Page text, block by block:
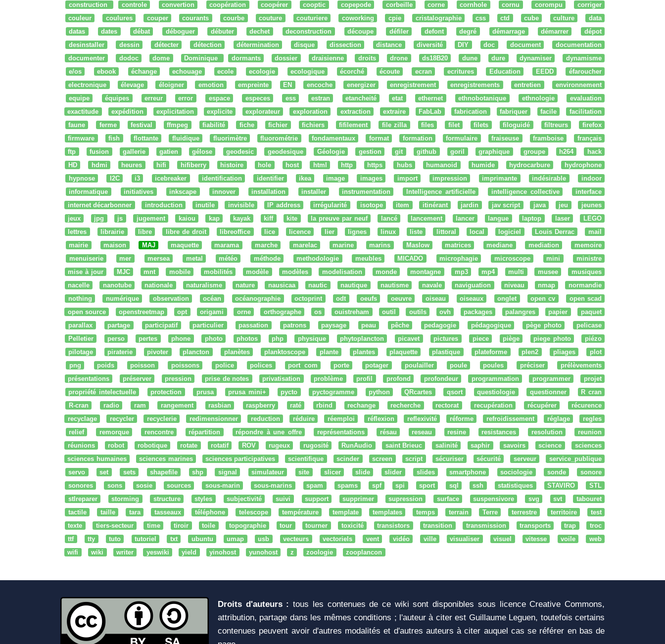
construction
controle convertion coopération coopérer cooptic copepode corbeille corne cornhole cornu corompu
corriger
couleur
coulures couper courants courbe couture couturiere coworking cpie cristalographie css ctd cube culture
data
datas
dates débat déboguer débuter dechet deconstruction découpe défiler defont degré démarrage démarrer
dépot
desinstaller
dessin détecter détection détermination disque dissection distance diversité DIY doc document
documentation
documenter
dodoc dome Dominique dormants dossier draisienne droits drone ds18B20 dune dure dynamiser
dynamisme
e/os
ebook échange echouage ecole ecologie ecologique écorché écoute ecran ecritures Education EEDD
éfaroucher
electronique
élevage éloigner emotion empreinte EN encoche energizer enregistrement enregistrements entretien
environnement
equipe
équipes erreur error espace especes ess estran etancheité etat ethernet ethnobotanique ethnologie
evaluation
exactitude
expédition explicitation explicite explorateur exploration extraction extraire FabLab fabrication fabriquer facile
facilitation
faune
ferme festival ffmpeg fiabilité fiche fichier fichiers fifilement file zilla files filet filets filoguidé filtreurs
firefox
firmware
fish flottante fluidique fluorimètre fluorométrie fondamentaux format formation formulaire fraiseuse framboise
français
ftp
fusion gallerie gatien gélose geodesic geodesique Géologie gestion git github goril graphique groupe h264
hack
HD
hdmi heures hifi hifiberry histoire hole host html http https hubs humanoid humide hydrocarbure
hydrophone
hypnose
I2C i3 icebreaker identification identifier ikea image images import impression imprimante indésirable
indoor
informatique
initiatives inkscape innover installation installer instrumentation Intelligence artificielle intelligence collective
interface
internet décarbonner
introduction inutile invisible IP address irrégularité isotope item itinérant jardin jav script java jeu
jeunes
jeux
jpg js jugement kaiou kap kayak kiff kite la preuve par neuf lancé lancement lancer langue laptop laser
LEGO
lettres
librairie libre libre de droit libreoffice lice licence lier lignes linux liste littoral local logiciel Louis Derrac
mail
mairie
maison MAJ maquette marama marche marelac marine marins Maslow matrices mediane mediation
memoire
menuiserie
mer mersea metal météo méthode methodologie meubles MICADO microphagie microscope mini
ministre
mise à jour
MJC mnt mobile mobilités modèle modèles modelisation monde montagne mp3 mp4 multi musee
musiques
nacelle
nanotube nationale naturalisme nature nausicaa nautic nautique nautisme navale naviguation niveau nmap
normandie
nothing
numérique observation océan océanographie octoprint odt oeufs oeuvre oiseau oiseaux onglet open cv
open scad
open source
openstreetmap opt origami orne orthographe os ouistreham outil outils ovh packages palangres papier
paquet
parallax
partage participatif particulier passation patrons paysage peau pêche pedagogie pédagogique pège photo
pelicase
Pelletier
perso pertes phone photo photos php physique phytoplancton picavet pictures piece piège piege photo
piézo
pilotage
piraterie pivoter plancton planètes planktoscope plante plantes plaquette plastique plateforme plen2 pliages
plot
png
poids poisson poissons police polices port com porte potager poulailler poule poules préciser
prélèvements
présentations
préserver pression prise de notes privatisation problème profil profond profondeur programmation programmer
projet
propriété intelectuelle
protection prusa prusa mini+ pycto pyctogramme python QRcartes qsort questiologie questionner
R cran
R-cran
radio ram rangement rasbian raspberry raté rbind rechange recherche rectorat recupération récupérer
récurence
recyclage
recycler recyclerie redimensionner reduction réduire réemploi réflexion reflexivité réforme refroidissement réglage
regles
relief
remorque rencontre répartition répondre à une offre représentations résau reseau resine resistances resolution
reunion
réunions
robot robotique rotate rotatif ROV rugeux rugosité RunAudio saint Brieuc salinité saphir savoirs science
sciences
sciences humaines
sciences marines sciences participatives scientifique scinder screen script sécuriser sécurité serveur
service_publique
servo
set sets shapefile shp signal simulateur site slicer slide slider slides smartphone sociologie sonde
sonore
sonores
sons sosie sources sous-marin sous-marins spam spams spf spi sport sql ssh statistiques STAVIRO
STL
stlreparer
storming structure styles subjectivité suivi support supprimer supression surface suspensivore svg svt
tabouret
tactile
taille tara tasseaux téléphone telescope température template templates temps terrain Terre terrestre territoire
test
texte
tiers-secteur time tiroir toile topographie tour tourner toxicité transistors transition transmission transports trap
troc
ttf
tty tuto tutoriel txt ubuntu umap usb vecteurs vectoriels vent vidéo ville visualiser visuel vitesse voile
web
wifi
wiki writer yeswiki yield yinohost yunohost z zoologie zooplancon
Droits d'auteurs : tous les contenues de ce wiki sont disponibles sous licence Creative Commons,
attribution, partage dans les mêmes conditions ; l'auteur à citer est Guillaume Leguen, toutefois certains
contenues peuvent avoir d'autres modalités et d'autres auteurs à citer auquel cas se référer en bas de